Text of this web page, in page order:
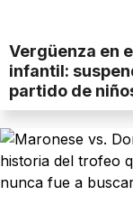
Vergüenza en
infantil:
partido de
por peleas